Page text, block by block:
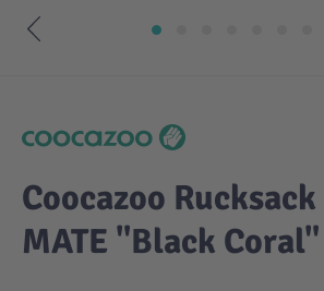
Coocazoo Rucksack
MATE "Black Coral"